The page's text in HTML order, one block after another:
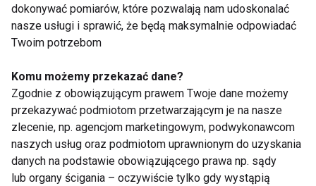
włoskich
Przekąska w postaci garści orzechów
na drugie śniadanie
Imbir – naturalny rozgrzewacz
Jesienią, gdy temperatury spadają, warto sięgać po
produkty, które rozgrzewają organizm od wewnątrz.
Imbir jest jednym z najskuteczniejszych
naturalnych rozgrzewaczy, który jednocześnie
dokonywać pomiarów, które pozwalają nam udoskonalać
nasze usługi i sprawić, że będą maksymalnie odpowiadać
Twoim potrzebom
Komu możemy przekazać dane?
Zgodnie z obowiązującym prawem Twoje dane możemy
przekazywać podmiotom przetwarzającym je na nasze
zlecenie, np. agencjom marketingowym, podwykonawcom
naszych usług oraz podmiotom uprawnionym do uzyskania
danych na podstawie obowiązującego prawa np. sądy
lub organy ścigania – oczywiście tylko gdy wystąpią